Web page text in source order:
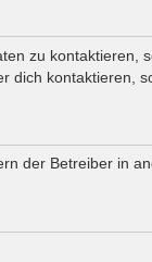
zu kontaktieren,
dich kontaktieren,
der Betreiber in